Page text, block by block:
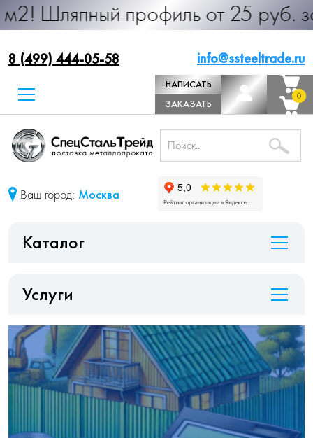
профиль от 25 руб. за м.п.
8 (499) 444-05-58 info@ssteeltrade.ru
НАПИСАТЬ
ДИРЕКТОРУ
ЗАКАЗАТЬ
ЗВОНОК
0
0
Ваш город: Москва
Каталог
Услуги